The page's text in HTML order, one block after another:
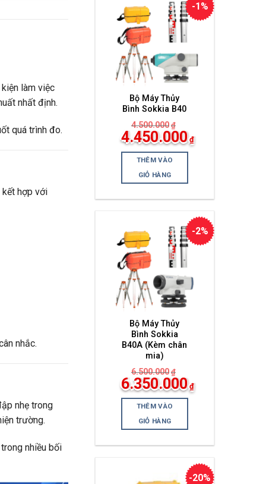
-1%
Bộ Máy Thủy
Bình Sokkia B40
4.500.000 ₫
Giá
gốc
là:
4.500.000₫.
4.450.000 ₫
Giá
hiện
tại
là:
4.450.000₫.
THÊM VÀO
GIỎ HÀNG
-2%
Bộ Máy Thủy
Bình Sokkia
B40A (Kèm chân
mia)
6.500.000 ₫
Giá
gốc
là:
6.500.000₫.
6.350.000 ₫
Giá
hiện
tại
là:
6.350.000₫.
THÊM VÀO
GIỎ HÀNG
-20%
làm việc
nhất định.
quá trình đo.
kết hợp với
nhắc.
nhẹ trong
trường.
nhiều bối